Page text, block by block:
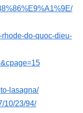
do-quoc-dieu-
lasagna/
10/23/94/